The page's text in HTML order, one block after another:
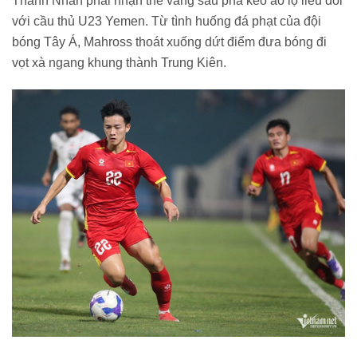
với cầu thủ U23 Yemen. Từ tình huống đá phạt của đội
bóng Tây Á, Mahross thoát xuống dứt điểm đưa bóng đi
vọt xà ngang khung thành Trung Kiên.